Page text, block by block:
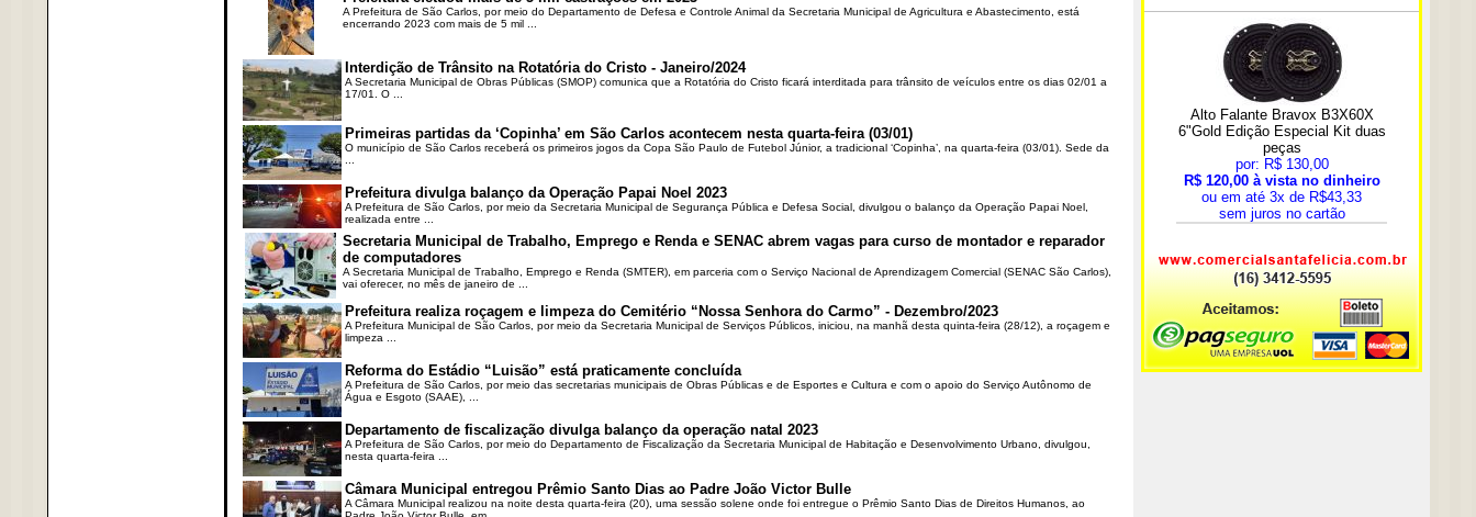
A Prefeitura de São Carlos, por meio do Departamento de Defesa e Controle Animal da Secretaria Municipal de Agricultura e Abastecimento, está
encerrando 2023 com mais de 5 mil ...
Interdição de Trânsito na Rotatória do Cristo - Janeiro/2024
A Secretaria Municipal de Obras Públicas (SMOP) comunica que a Rotatória do Cristo ficará interditada para trânsito de veículos entre os dias 02/01 a
17/01. O ...
Primeiras partidas da ‘Copinha’ em São Carlos acontecem nesta quarta-feira (03/01)
O município de São Carlos receberá os primeiros jogos da Copa São Paulo de Futebol Júnior, a tradicional ‘Copinha’, na quarta-feira (03/01). Sede da
Prefeitura divulga balanço da Operação Papai Noel 2023
A Prefeitura de São Carlos, por meio da Secretaria Municipal de Segurança Pública e Defesa Social, divulgou o balanço da Operação Papai Noel,
realizada entre ...
Secretaria Municipal de Trabalho, Emprego e Renda e SENAC abrem vagas para curso de montador e reparador
de computadores
A Secretaria Municipal de Trabalho, Emprego e Renda (SMTER), em parceria com o Serviço Nacional de Aprendizagem Comercial (SENAC São Carlos),
vai oferecer, no mês de janeiro de ...
Prefeitura realiza roçagem e limpeza do Cemitério “Nossa Senhora do Carmo” - Dezembro/2023
A Prefeitura Municipal de São Carlos, por meio da Secretaria Municipal de Serviços Públicos, iniciou, na manhã desta quinta-feira (28/12), a roçagem e
limpeza ...
Reforma do Estádio “Luisão” está praticamente concluída
A Prefeitura de São Carlos, por meio das secretarias municipais de Obras Públicas e de Esportes e Cultura e com o apoio do Serviço Autônomo de
Água e Esgoto (SAAE), ...
Departamento de fiscalização divulga balanço da operação natal 2023
A Prefeitura de São Carlos, por meio do Departamento de Fiscalização da Secretaria Municipal de Habitação e Desenvolvimento Urbano, divulgou,
nesta quarta-feira ...
Câmara Municipal entregou Prêmio Santo Dias ao Padre João Victor Bulle
A Câmara Municipal realizou na noite desta quarta-feira (20), uma sessão solene onde foi entregue o Prêmio Santo Dias de Direitos Humanos, ao